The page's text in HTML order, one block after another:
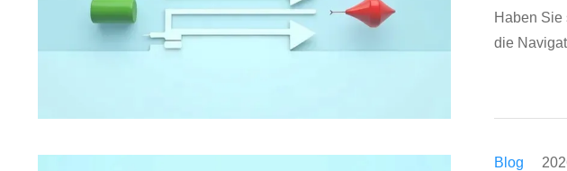
Haben Sie
die
Blog